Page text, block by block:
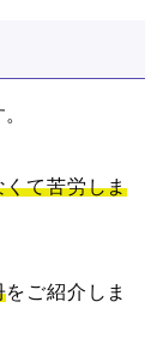
くて苦労しま
をご紹介しま